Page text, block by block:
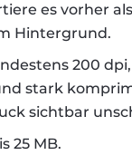
es vorher
Hintergrund.
200
stark
sichtbar
25 MB.